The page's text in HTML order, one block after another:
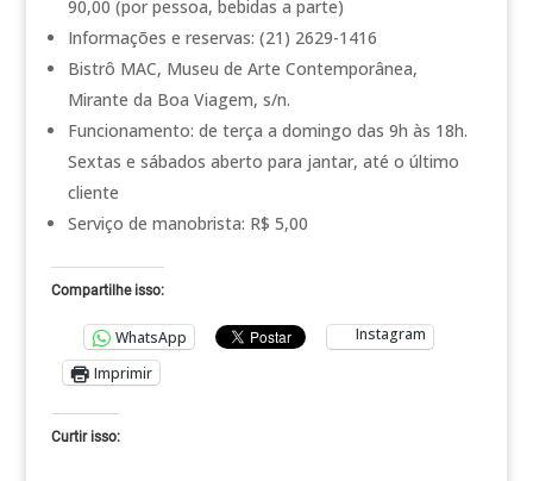
90,00 (por pessoa, bebidas a parte)
Informações e reservas: (21) 2629-1416
Bistrô MAC, Museu de Arte Contemporânea,
Mirante da Boa Viagem, s/n.
Funcionamento: de terça a domingo das 9h às 18h.
Sextas e sábados aberto para jantar, até o último
cliente
Serviço de manobrista: R$ 5,00
Compartilhe isso:
WhatsApp
Instagram
Imprimir
Curtir isso: